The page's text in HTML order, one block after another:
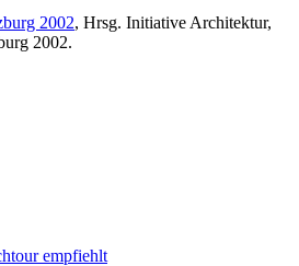
2002, Hrsg. Initiative Architektur,
2002.
empfiehlt